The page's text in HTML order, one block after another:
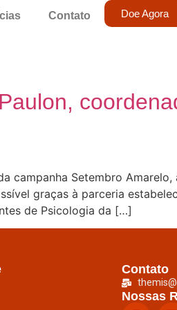
Contato Doe Agora
campanha Setembro
graças à parceria
de Psicologia da […]
Contato
Nossas